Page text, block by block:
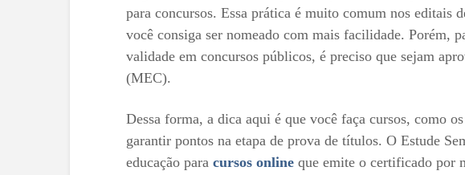
para concursos. Essa prática é muito comum nos editais
você consiga ser nomeado com mais facilidade. Porém,
validade em concursos públicos, é preciso que sejam
(MEC).
Dessa forma, a dica aqui é que você faça cursos, como
garantir pontos na etapa de prova de títulos. O Estude
educação para cursos online que emite o certificado por